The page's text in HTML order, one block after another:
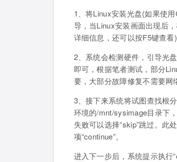
1、将Linux安装光盘(如果使
导，当Linux安装画面出现后
详细信息，还可以按F5键查看)
2、系统会检测硬件，引导光
即可，根据笔者测试，部分
要，大部分故障修复不需要网
3、接下来系统将试图查找根
环境的/mnt/sysimage目录下
失败可以选择“skip”跳过。此
项“continue”。
进入下一步后，系统提示执行